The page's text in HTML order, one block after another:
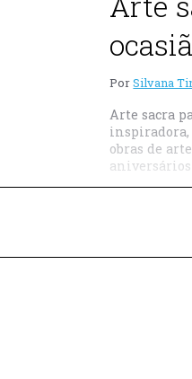
PorSilvana
Arte sacra
inspiradora,
obras de
aniversários